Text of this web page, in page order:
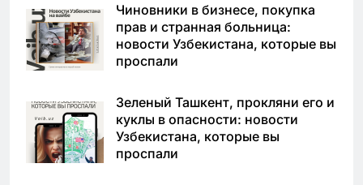
Чиновники в бизнесе, покупка
прав и странная больница:
новости Узбекистана, которые вы
проспали
Зеленый Ташкент, прокляни его и
куклы в опасности: новости
Узбекистана, которые вы
проспали